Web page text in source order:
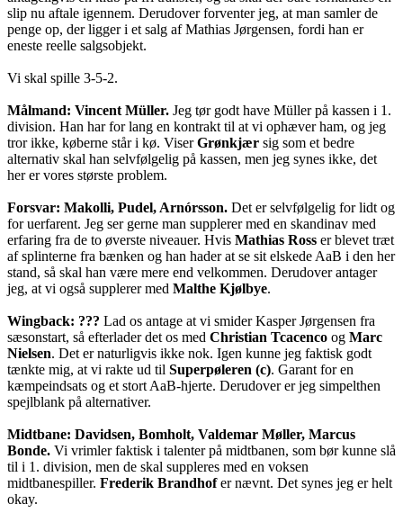
slip nu aftale igennem. Derudover forventer jeg, at man samler de
penge op, der ligger i et salg af Mathias Jørgensen, fordi han er
eneste reelle salgsobjekt.
Vi skal spille 3-5-2.
Målmand: Vincent Müller. Jeg tør godt have Müller på kassen i 1.
division. Han har for lang en kontrakt til at vi ophæver ham, og jeg
tror ikke, køberne står i kø. ViserGrønkjær sig som et bedre
alternativ skal han selvfølgelig på kassen, men jeg synes ikke, det
her er vores største problem.
Forsvar: Makolli, Pudel, Arnórsson. Det er selvfølgelig for lidt og
for uerfarent. Jeg ser gerne man supplerer med en skandinav med
erfaring fra de to øverste niveauer. Hvis Mathias Ross er blevet træt
af splinterne fra bænken og han hader at se sit elskede AaB i den her
stand, så skal han være mere end velkommen. Derudover antager
jeg, at vi også supplerer med Malthe Kjølbye.
Wingback: ??? Lad os antage at vi smider Kasper Jørgensen fra
sæsonstart, så efterlader det os med Christian Tcacenco og Marc
Nielsen. Det er naturligvis ikke nok. Igen kunne jeg faktisk godt
tænkte mig, at vi rakte ud til Superpøleren (c). Garant for en
kæmpeindsats og et stort AaB-hjerte. Derudover er jeg simpelthen
spejlblank på alternativer.
Midtbane: Davidsen, Bomholt, Valdemar Møller, Marcus
Bonde. Vi vrimler faktisk i talenter på midtbanen, som bør kunne slå
til i 1. division, men de skal suppleres med en voksen
midtbanespiller. Frederik Brandhofer nævnt. Det synes jeg er helt
okay.